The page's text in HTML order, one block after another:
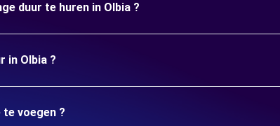
duur te huren in Olbia ?
in Olbia ?
voegen ?